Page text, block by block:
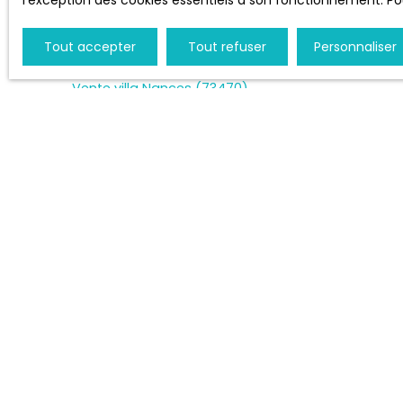
Vente villa Novalaise (73470)
Vente maison Novalaise (73470)
Vente villa Nances (73470)
Tout accepter Tout refuser Personnaliser